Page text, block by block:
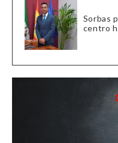
Sorbas
centro